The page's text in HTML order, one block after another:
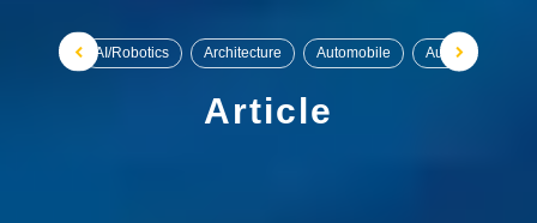
WORK
AI/Robotics Architecture Automobile Automobile /
Article